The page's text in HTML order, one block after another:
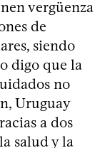
vergüenza
de
siendo
digo que la
no
Uruguay
a dos
salud y la